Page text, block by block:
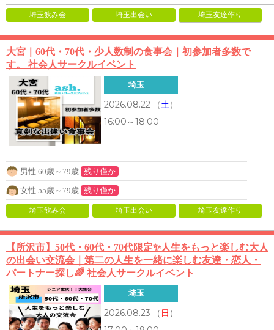
埼玉飲み会 埼玉出会い 埼玉友達作り
大宮｜60代・70代・少人数制の食事会｜初参加者多数で
す。 社会人サークルイベント
埼玉
2026.08.22 （土）
16:00～18:00
男性 60歳～79歳 残り僅か
女性 55歳～79歳 残り僅か
埼玉飲み会 埼玉出会い 埼玉友達作り
【所沢市】50代・60代・70代限定✨人生をもっと楽しむ大人
の出会い交流会｜第二の人生を一緒に楽しむ友達・恋人・
パートナー探し🌈 社会人サークルイベント
埼玉
2026.08.23 （ 日 ）